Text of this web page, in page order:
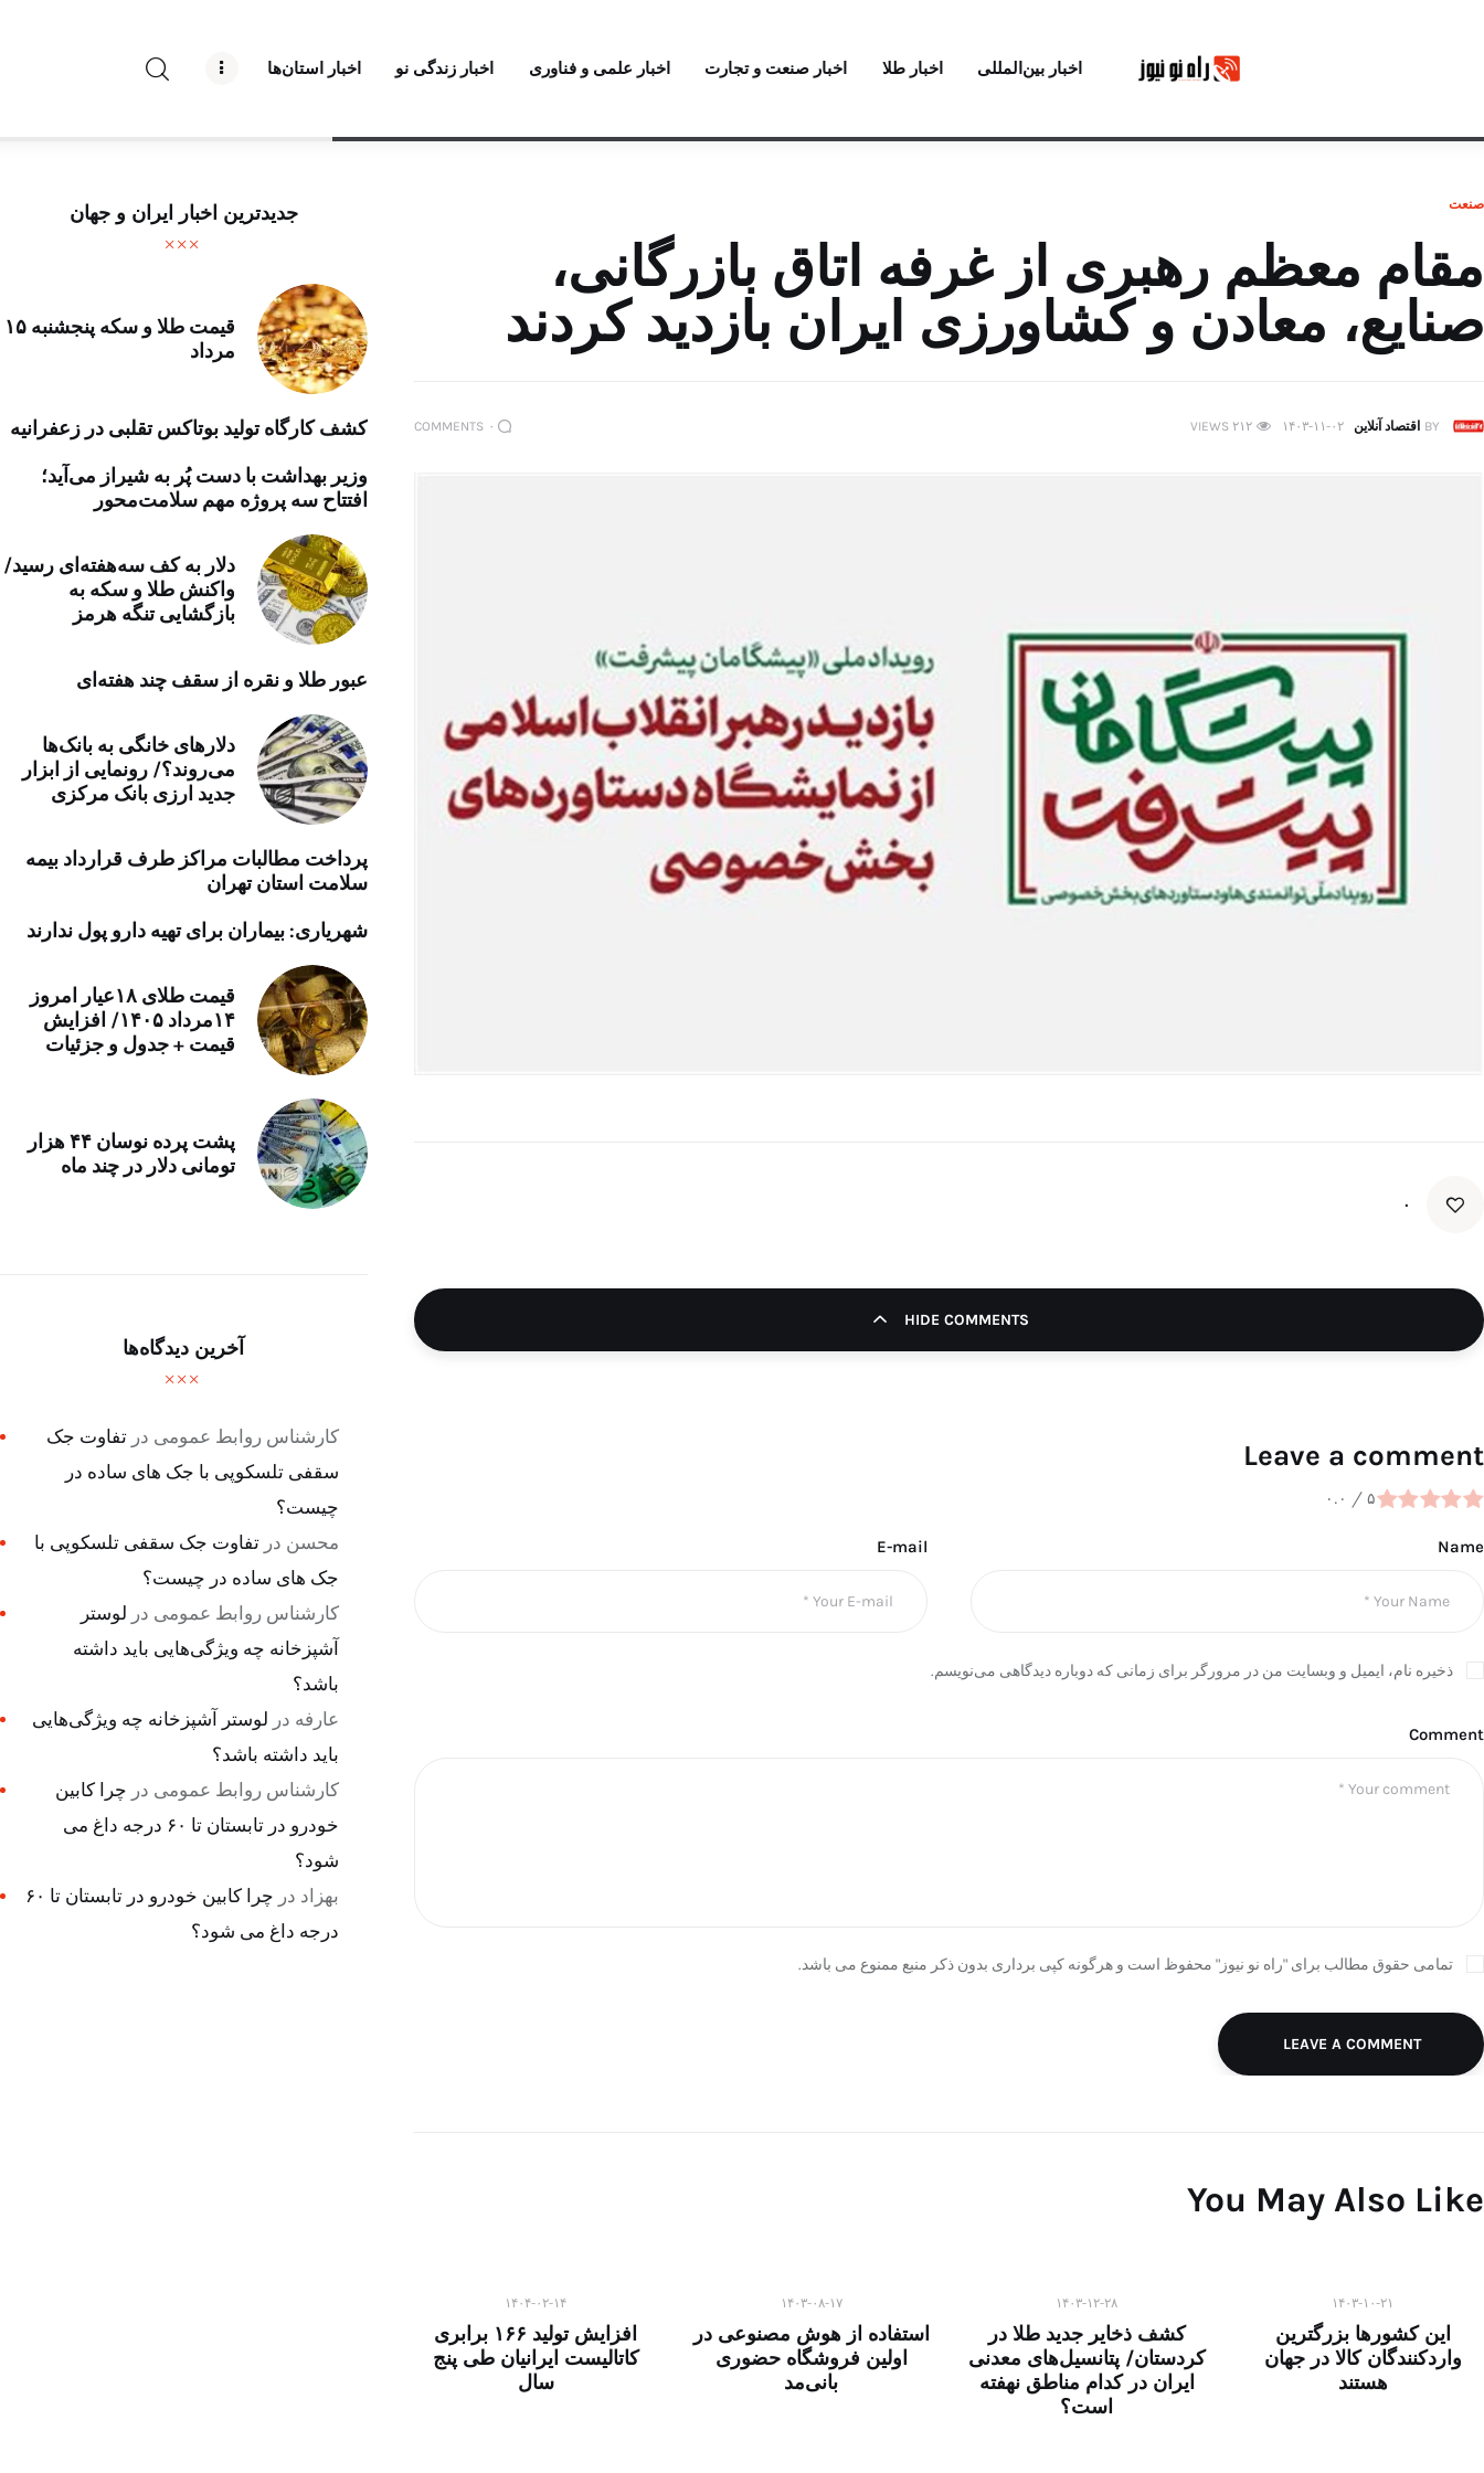
اخبار بین‌المللی اخبار طلا اخبار صنعت و تجارت اخبار علمی و فناوری اخبار زندگی نو اخبار استان‌ها
درباره راه‌ نو نیوز
پایگاه خبری آبان
خرید موتور ایمپلنت
صنعت
مقام معظم رهبری از غرفه اتاق بازرگانی،
صنایع، معادن و کشاورزی ایران بازدید کردند
BY اقتصاد آنلاین ۱۴۰۳-۱۱-۰۲ ۲۱۲ VIEWS ۰ COMMENTS
۰
HIDE COMMENTS
Leave a comment
۰.۰ / ۵
Name
E-mail
ذخیره نام، ایمیل و وبسایت من در مرورگر برای زمانی که دوباره دیدگاهی می‌نویسم.
Comment
تمامی حقوق مطالب برای "راه نو نیوز" محفوظ است و هرگونه کپی برداری بدون ذکر منبع ممنوع می باشد.
LEAVE A COMMENT
You May Also Like
۱۴۰۳-۱۰-۲۱
این کشورها بزرگترین
واردکنندگان کالا در جهان
هستند
۱۴۰۳-۱۲-۲۸
کشف ذخایر جدید طلا در
کردستان/ پتانسیل‌های معدنی
ایران در کدام مناطق نهفته
است؟
۱۴۰۳-۰۸-۱۷
استفاده از هوش مصنوعی در
اولین فروشگاه حضوری
بانی‌مد
۱۴۰۴-۰۲-۱۴
افزایش تولید ۱۶۶ برابری
کاتالیست ایرانیان طی پنج
سال
جدیدترین اخبار ایران و جهان
قیمت طلا و سکه پنجشنبه ۱۵
مرداد
کشف کارگاه تولید بوتاکس تقلبی در زعفرانیه
وزیر بهداشت با دست پُر به شیراز می‌آید؛
افتتاح سه پروژه مهم سلامت‌محور
دلار به کف سه‌هفته‌ای رسید/
واکنش طلا و سکه به
بازگشایی تنگه هرمز
عبور طلا و نقره از سقف چند هفته‌ای
دلارهای خانگی به بانک‌ها
می‌روند؟/ رونمایی از ابزار
جدید ارزی بانک مرکزی
پرداخت مطالبات مراکز طرف قرارداد بیمه
سلامت استان تهران
شهریاری: بیماران برای تهیه دارو پول ندارند
قیمت طلای ۱۸عیار امروز
۱۴مرداد ۱۴۰۵/ افزایش
قیمت + جدول و جزئیات
پشت پرده نوسان ۴۴ هزار
تومانی دلار در چند ماه
آخرین دیدگاه‌ها
کارشناس روابط عمومی در تفاوت جک
سقفی تلسکوپی با جک های ساده در
چیست؟
محسن در تفاوت جک سقفی تلسکوپی با
جک های ساده در چیست؟
کارشناس روابط عمومی در لوستر
آشپزخانه چه ویژگی‌هایی باید داشته
باشد؟
عارفه در لوستر آشپزخانه چه ویژگی‌هایی
باید داشته باشد؟
کارشناس روابط عمومی در چرا کابین
خودرو در تابستان تا ۶۰ درجه داغ می
شود؟
بهزاد در
چرا کابین خودرو در تابستان تا ۶۰
درجه داغ می شود؟